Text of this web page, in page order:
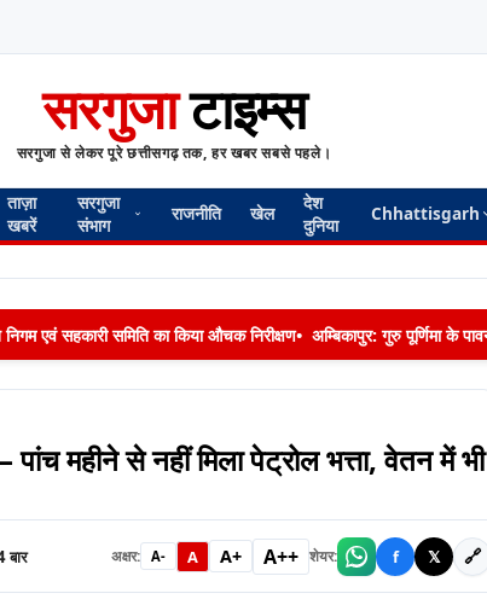
सरगुजाटाइम्स
सरगुजा से लेकर पूरे छत्तीसगढ़ तक, हर खबर सबसे पहले।
ताज़ा
खबरें
सरगुजा
संभाग
राजनीति खेल
देश
दुनिया
Chhattisgarh
एवं सहकारी समिति का किया औचक निरीक्षण• अम्बिकापुर: गुरु पूर्णिमा के
— पांच महीने से नहीं मिला पेट्रोल भत्ता, वेतन में भी
बार अक्षर: A- A A+ A++ शेयर: f 𝕏 🔗